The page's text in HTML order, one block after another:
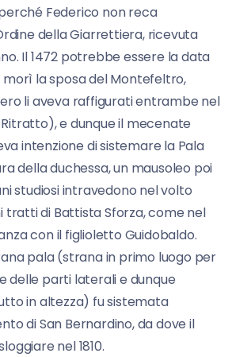
Federico non reca
della Giarrettiera, ricevuta
Il 1472 potrebbe essere la data
la sposa del Montefeltro,
li aveva raffigurati entrambe nel
e dunque il mecenate
intenzione di sistemare la Pala
della duchessa, un mausoleo poi
studiosi intravedono nel volto
tratti di Battista Sforza, come nel
con il figlioletto Guidobaldo.
pala (strana in primo luogo per
delle parti laterali e dunque
in altezza) fu sistemata
di San Bernardino, da dove il
nel 1810.